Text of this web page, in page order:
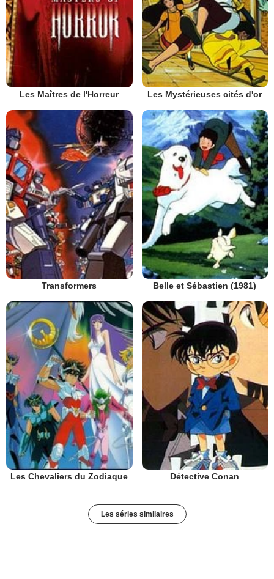
Les Maîtres de l'Horreur Les Mystérieuses cités d'or
Transformers Belle et Sébastien (1981)
Les Chevaliers du Zodiaque Détective Conan
Les séries similaires